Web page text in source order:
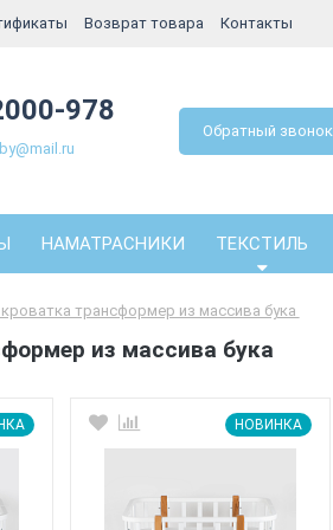
Возврат товара Контакты
978
Обратный звонок
НАМАТРАСНИКИ ТЕКСТИЛЬ
трансформер из массива бука
из массива бука
НОВИНКА